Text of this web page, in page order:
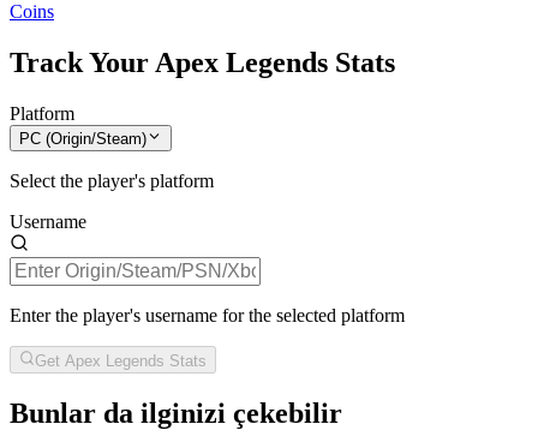
Coins
Track Your Apex Legends Stats
Platform
PC (Origin/Steam)
Select the player's platform
Username
Enter the player's username for the selected platform
Get Apex Legends Stats
Bunlar da ilginizi çekebilir